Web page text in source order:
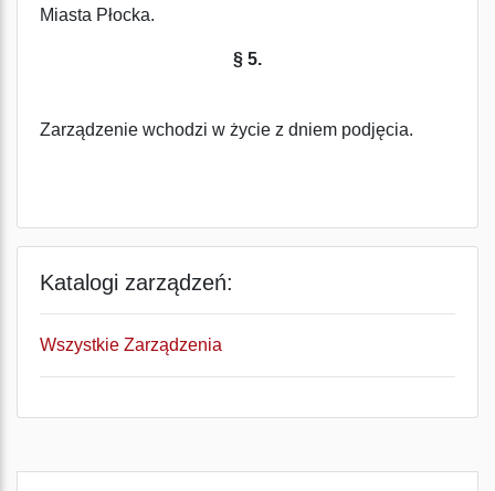
Miasta Płocka.
§ 5.
Zarządzenie wchodzi w życie z dniem podjęcia.
Katalogi zarządzeń:
Wszystkie Zarządzenia